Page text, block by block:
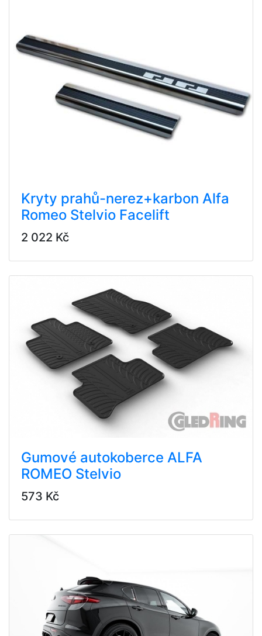
Kryty prahů-nerez+karbon Alfa
Romeo Stelvio Facelift
2 022 Kč
Gumové autokoberce ALFA
ROMEO Stelvio
573 Kč